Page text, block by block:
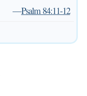
—Psalm 84:11-12